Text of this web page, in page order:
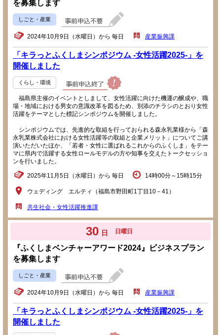
を募集します
しごと・産業
2024年10月9日（水曜日）から 毎日 産業振興課
「キラっとふくしまシンポジウム -女性活躍2025-」を
開催しました
くらし・環境
福島県主催のイベントとしまして、女性活躍に向けた機運の醸成や、職
場・地域における男女の意識改革を図るため、別添のチラシのとおり女性
活躍をテーマとした標記シンポジウムを開催しました。
シンポジウムでは、先進的な取組を行っておられる森永乳業様から「森
永乳業株式会社における女性活躍等の取組と企業メリット」についてご講
演いただいたほか、「若者・女性に選ばれるこれからのふくしま」をテー
マに県内で活躍する女性ロールモデルの方や知事を交えたトークセッショ
ンを行いました。
2025年11月5日（水曜日）から 毎日 14時00分～15時15分
ウェディング エルティ（福島市野田町1丁目10－41）
共生社会・女性活躍推進課
30 日 日曜日
『ふくしまベンチャーアワード2024』ビジネスプラン
を募集します
しごと・産業
2024年10月9日（水曜日）から 毎日 産業振興課
「キラっとふくしまシンポジウム -女性活躍2025-」を
開催しました